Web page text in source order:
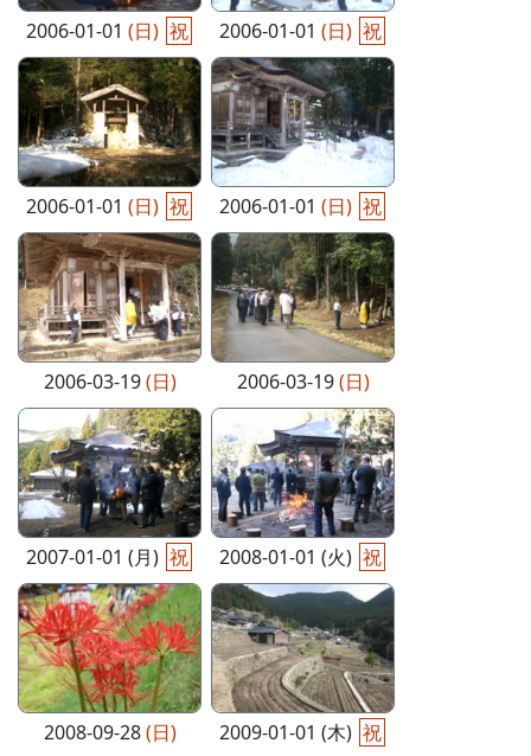
2006-01-01 (日) 祝 2006-01-01 (日) 祝
2006-01-01 (日) 祝 2006-01-01 (日) 祝
2006-03-19(日) 2006-03-19(日)
2007-01-01 (月) 祝 2008-01-01 (火) 祝
2008-09-28(日) 2009-01-01 (木) 祝